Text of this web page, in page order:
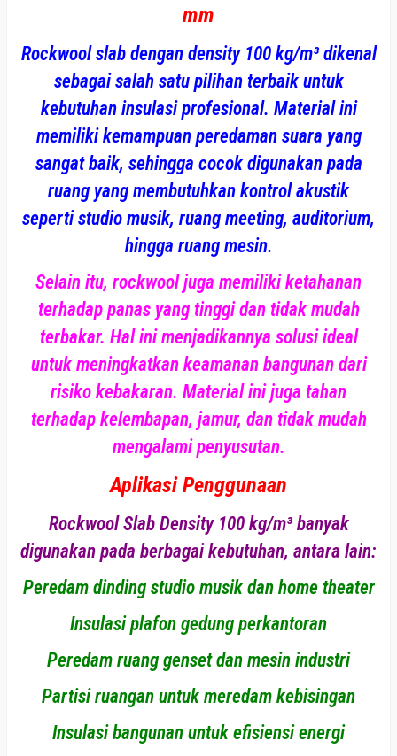
mm
Rockwool slab dengan density 100 kg/m³ dikenal
sebagai salah satu pilihan terbaik untuk
kebutuhan insulasi profesional. Material ini
memiliki kemampuan peredaman suara yang
sangat baik, sehingga cocok digunakan pada
ruang yang membutuhkan kontrol akustik
seperti studio musik, ruang meeting, auditorium,
hingga ruang mesin.
Selain itu, rockwool juga memiliki ketahanan
terhadap panas yang tinggi dan tidak mudah
terbakar. Hal ini menjadikannya solusi ideal
untuk meningkatkan keamanan bangunan dari
risiko kebakaran. Material ini juga tahan
terhadap kelembapan, jamur, dan tidak mudah
mengalami penyusutan.
Aplikasi Penggunaan
Rockwool Slab Density 100 kg/m³ banyak
digunakan pada berbagai kebutuhan, antara lain:
Peredam dinding studio musik dan home theater
Insulasi plafon gedung perkantoran
Peredam ruang genset dan mesin industri
Partisi ruangan untuk meredam kebisingan
Insulasi bangunan untuk efisiensi energi